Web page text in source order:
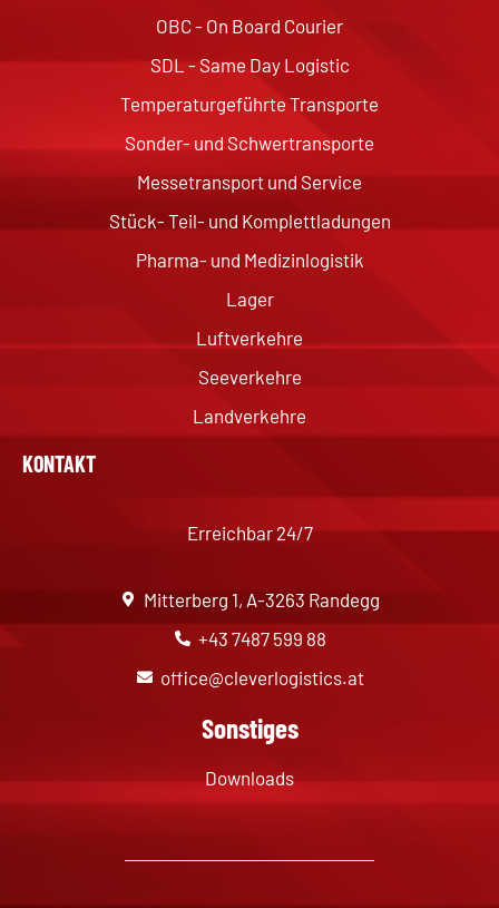
OBC - On Board Courier
SDL - Same Day Logistic
Temperaturgeführte Transporte
Sonder- und Schwertransporte
Messetransport und Service
Stück- Teil- und Komplettladungen
Pharma- und Medizinlogistik
Lager
Luftverkehre
Seeverkehre
Landverkehre
KONTAKT
Erreichbar 24/7
Mitterberg 1, A-3263 Randegg
+43 7487 599 88
office@cleverlogistics.at
Sonstiges
Downloads